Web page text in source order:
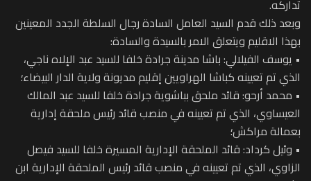
تداركه.
وبعد ذلك قدم السيد العامل السادة رجال السلطة الجدد المعينين
بهذا الاقليم ويتعلق الامر بالسيدة والسادة:
• يوسف الفيلالي: باشا مدينة جرادة خلفا للسيد عبد الإلاه ناجي،
الذي تم تعيينه كباشا الهراويين إقليم مديونة ولاية الدار البيضاء؛
• محمد أرحو: قائد ملحق بباشوية جرادة خلفا للسيد عبد المالك
العيساوي، الذي تم تعيينه في منصب قائد رئيس ملحقة إدارية
بعمالة مراكش؛
• وئيل كرداد: قائد الملحقة الإدارية المسيرة خلفا للسيد فيصل
الزاوي، الذي تم تعيينه في منصب قائد رئيس الملحقة الإدارية ابن